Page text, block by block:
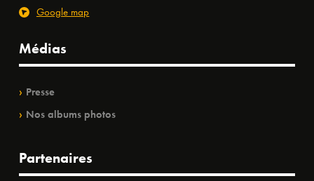
Google map
Médias
Presse
Nos albums photos
Partenaires